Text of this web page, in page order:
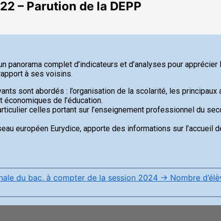
– Parution de la DEPP
panorama complet d’indicateurs et d’analyses pour
à ses voisins.
sont abordés : l’organisation de la scolarité, les
de l’éducation.
celles portant sur l’enseignement professionnel du
européen Eurydice, apporte des informations sur
du bac, à compter de la session 2024 → Nombre